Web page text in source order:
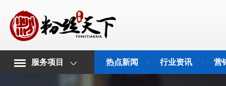
服务项目 热点新闻 行业资讯 营